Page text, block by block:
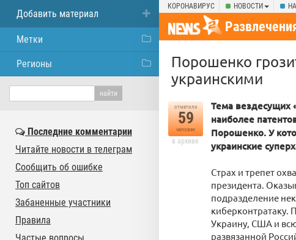
КОРОНАВИРУС НОВОСТИ
Порошенко
украинскими
отметили
59
человек
в архиве
Тема вездесущих
наиболее
Порошенко. У
украинские
Страх и трепет
президента.
подразделение
киберконтратаку.
Украину, США и
развязанной
Добавить материал
Метки
Регионы
Последние комментарии
Читайте новости в телеграм
Сообщить об ошибке
Топ сайтов
Забаненные участники
Правила